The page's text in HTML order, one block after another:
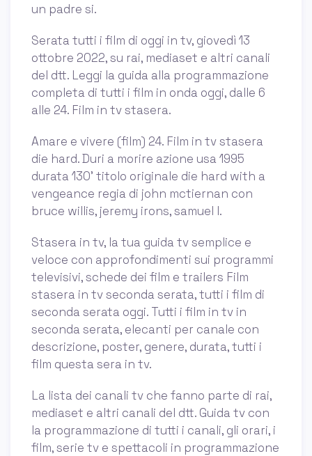
un padre si.
Serata tutti i film di oggi in tv, giovedì 13
ottobre 2022, su rai, mediaset e altri canali
del dtt. Leggi la guida alla programmazione
completa di tutti i film in onda oggi, dalle 6
alle 24. Film in tv stasera.
Amare e vivere (film) 24. Film in tv stasera
die hard. Duri a morire azione usa 1995
durata 130' titolo originale die hard with a
vengeance regia di john mctiernan con
bruce willis, jeremy irons, samuel l.
Stasera in tv, la tua guida tv semplice e
veloce con approfondimenti sui programmi
televisivi, schede dei film e trailers Film
stasera in tv seconda serata, tutti i film di
seconda serata oggi. Tutti i film in tv in
seconda serata, elecanti per canale con
descrizione, poster, genere, durata, tutti i
film questa sera in tv.
La lista dei canali tv che fanno parte di rai,
mediaset e altri canali del dtt. Guida tv con
la programmazione di tutti i canali, gli orari, i
film, serie tv e spettacoli in programmazione